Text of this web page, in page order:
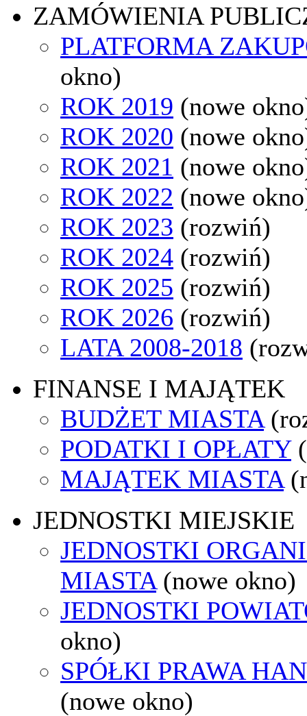
ZAMÓWIENIA
PLATFORMA
okno)
ROK 2019 (nowe
ROK 2020 (nowe
ROK 2021 (nowe
ROK 2022 (nowe
ROK 2023 (rozwiń)
ROK 2024 (rozwiń)
ROK 2025 (rozwiń)
ROK 2026 (rozwiń)
LATA 2008-2018
FINANSE I MAJĄTEK
BUDŻET MIASTA
PODATKI I OPŁATY
MAJĄTEK MIASTA
JEDNOSTKI MIEJSKIE
JEDNOSTKI
MIASTA (nowe okno)
JEDNOSTKI
okno)
SPÓŁKI PRAWA
(nowe okno)